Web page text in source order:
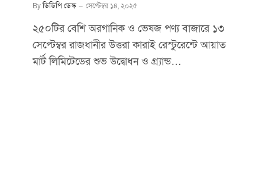
Byডিডিপি ডেস্ক সেপ্টেম্বর ১৪, ২০২৫
২৫০টির বেশি অরগানিক ও ভেষজ পণ্য বাজারে ১৩
সেপ্টেম্বর রাজধানীর উত্তরা কারাই রেস্টুরেন্টে আয়াত
মার্ট লিমিটেডের শুভ উদ্বোধন ও গ্র্যান্ড…